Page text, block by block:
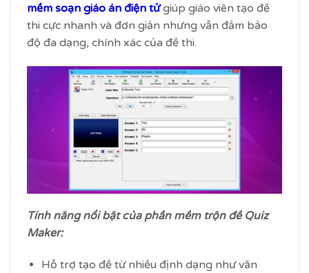
mềm soạn giáo án điện tửgiúp giáo viên tạo đề
thi cực nhanh và đơn giản nhưng vẫn đảm bảo
độ đa dạng, chính xác của đề thi.
Tính năng nổi bật của phần mềm trộn đề Quiz
Maker:
Hỗ trợ tạo đề từ nhiều định dạng như văn